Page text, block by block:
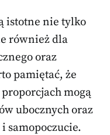
istotne nie tylko
również dla
oraz
pamiętać, że
mogą
ubocznych oraz
samopoczucie.